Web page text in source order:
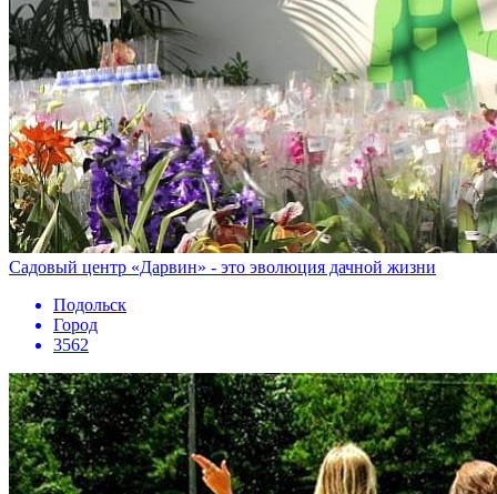
Садовый центр «Дарвин» - это эволюция дачной жизни
Подольск
Город
3562